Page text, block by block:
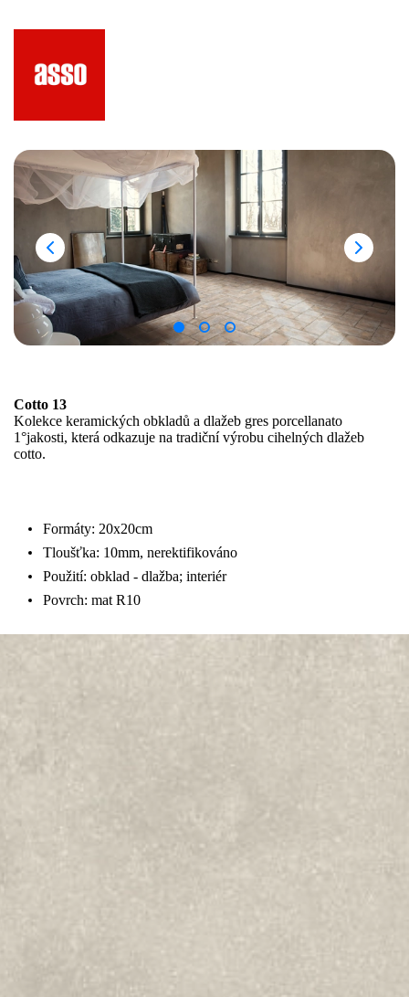
Cotto 13
Kolekce keramických obkladů a dlažeb gres porcellanato
1°jakosti, která odkazuje na tradiční výrobu cihelných dlažeb
cotto.
Formáty: 20x20cm
Tloušťka: 10mm, nerektifikováno
Použití: obklad - dlažba; interiér
Povrch: mat R10